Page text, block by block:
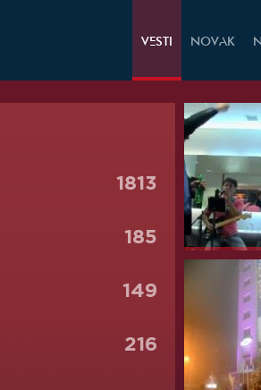
VESTI NOVAK
1813
185
149
216